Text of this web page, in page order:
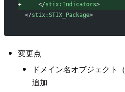
+
     </
stix:Indicators>
</stix:STIX_Package>
変更点
ドメイン名オブジェクト（
追加